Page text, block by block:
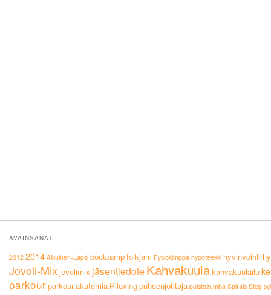
AVAINSANAT
2012 2014 Aikuinen-Lapsi bootcampfolkjam Fysiokimppa hypoteekki hyvinvointi
Jovoli-Mixjovolimix jäsentiedoteKahvakuulakahvakuulailu
parkourparkour-akatemia Piloxingpuheenjohtaja puistozumba Spirals Step